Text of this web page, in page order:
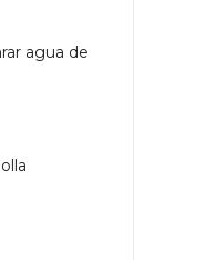
agua de